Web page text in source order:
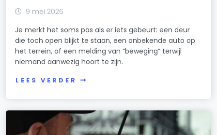
9 mei 2026
Je merkt het soms pas als er iets gebeurt: een deur
die toch open blijkt te staan, een onbekende auto op
het terrein, of een melding van “beweging” terwijl
niemand aanwezig hoort te zijn.
LEES VERDER